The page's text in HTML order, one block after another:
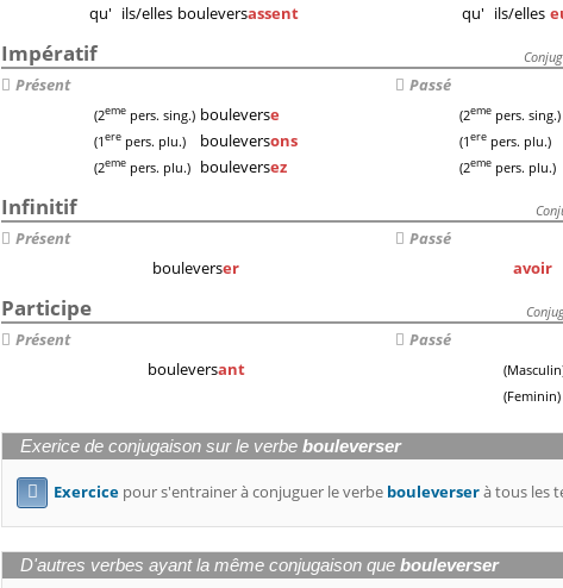
qu' ils/elles bouleversassent
qu' ils/elles
Impératif
Présent
(2eme pers. sing.) bouleverse
(1ere pers. plu.) bouleversons
(2eme pers. plu.) bouleversez
Passé
(2eme pers. sing.)
(1ere pers. plu.)
(2eme pers. plu.)
Infinitif
Présent
bouleverser
Passé
avoir
Participe
Présent
bouleversant
Passé
(Feminin)
Exerice de conjugaison sur le verbebouleverser
 Exercice pour s'entrainer à conjuguer le verbe bouleverserà tous les
D'autres verbes ayant la même conjugaison quebouleverser